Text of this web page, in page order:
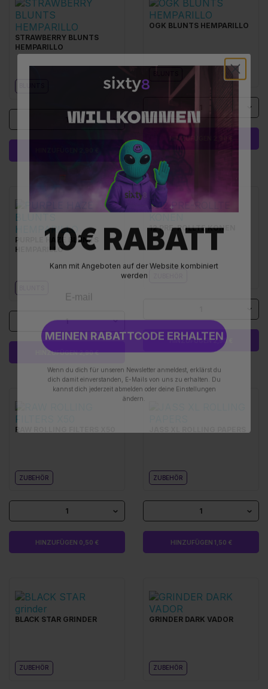
STRAWBERRY BLUNTS
HEMPARILLO
1
OGK BLUNTS HEMPARILLO
PURPLE HAZE BLUNTS
HEMPARILLO
1
HINZUFÜGEN 2,90 €
12 PRE-ROLLTE KONEN
HINZUFÜGEN 2,90 €
RAW ROLLING FILTERS X50
ZUBEHÖR
1
HINZUFÜGEN 0,50 €
ZUBEHÖR
1
HINZUFÜGEN 1,50 €
BLACK STAR GRINDER
ZUBEHÖR
GRINDER DARK VADOR
ZUBEHÖR
10€ RABATT
Kann mit Angeboten auf der Website kombiniert
werden
MEINEN RABATTCODE ERHALTEN
dich damit einverstanden, E-Mails von uns zu erhalten. Du
kannst dich jederzeit abmelden oder deine Einstellungen
ändern.